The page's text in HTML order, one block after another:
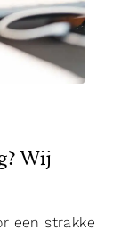
Wij
een strakke